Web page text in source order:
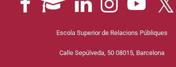
Escola Superior de Relacions Públiques
Calle Sepúlveda, 50 08015, Barcelona